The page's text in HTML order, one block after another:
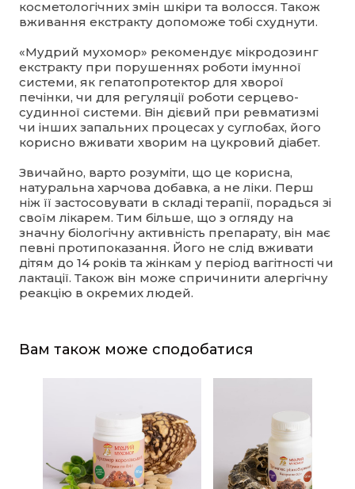
косметологічних змін шкіри та волосся. Також
вживання екстракту допоможе тобі схуднути.
«Мудрий мухомор» рекомендує мікродозинг
екстракту при порушеннях роботи імунної
системи, як гепатопротектор для хворої
печінки, чи для регуляції роботи серцево-
судинної системи. Він дієвий при ревматизмі
чи інших запальних процесах у суглобах, його
корисно вживати хворим на цукровий діабет.
Звичайно, варто розуміти, що це корисна,
натуральна харчова добавка, а не ліки. Перш
ніж її застосовувати в складі терапії, порадься зі
своїм лікарем. Тим більше, що з огляду на
значну біологічну активність препарату, він має
певні протипоказання. Його не слід вживати
дітям до 14 років та жінкам у період вагітності чи
лактації. Також він може спричинити алергічну
реакцію в окремих людей.
Вам також може сподобатися